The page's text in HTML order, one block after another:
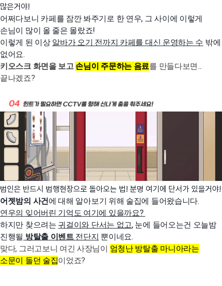
많은거야!
어쩌다보니 카페를 잠깐 봐주기로 한 연우, 그 사이에 이렇게
손님이 많이 올 줄은 몰랐죠!
이렇게 된 이상 알바가 오기 전까지 카페를 대신 운영하는 수 밖에
없어요.
키오스크 화면을 보고 손님이 주문하는 음료를 만들다보면...
끝나겠죠?
범인은 반드시 범행현장으로 돌아오는 법! 분명 여기에 단서가 있을거야!
어젯밤의 사건에 대해 알아보기 위해 술집에 들어왔습니다.
연우의 잊어버린 기억도 여기에 있을까요?
하지만 찾으려는 귀걸이와 단서는 없고, 눈에 들어오는건 오늘밤
진행될 방탈출 이벤트 전단지 뿐이네요.
맞다, 그러고보니 여긴 사장님이 엄청난 방탈출 마니아라는
소문이 돌던 술집이었죠?